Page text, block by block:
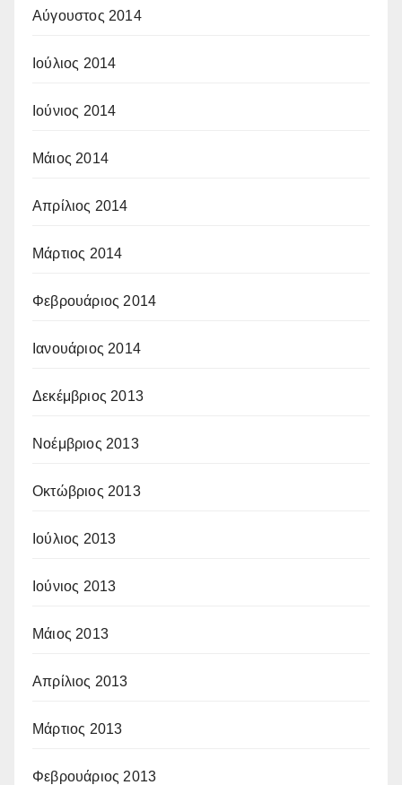
Αύγουστος 2014
Ιούλιος 2014
Ιούνιος 2014
Μάιος 2014
Απρίλιος 2014
Μάρτιος 2014
Φεβρουάριος 2014
Ιανουάριος 2014
Δεκέμβριος 2013
Νοέμβριος 2013
Οκτώβριος 2013
Ιούλιος 2013
Ιούνιος 2013
Μάιος 2013
Απρίλιος 2013
Μάρτιος 2013
Φεβρουάριος 2013